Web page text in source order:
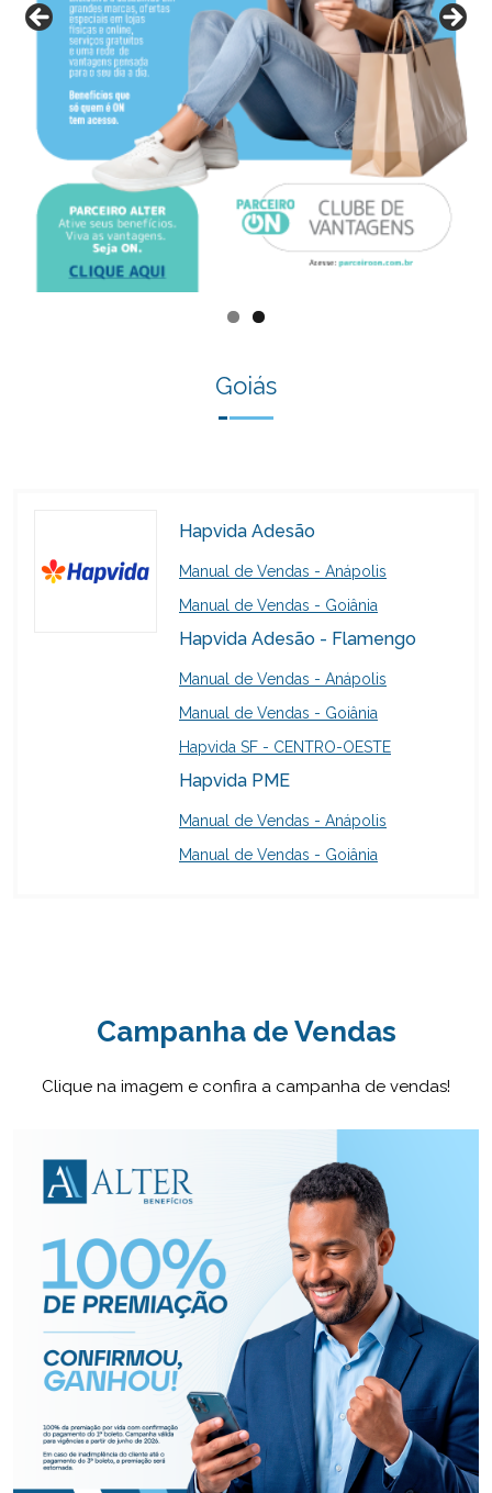
Goiás
Hapvida Adesão
Manual de Vendas - Anápolis
Manual de Vendas - Goiânia
Hapvida Adesão - Flamengo
Manual de Vendas - Anápolis
Manual de Vendas - Goiânia
Hapvida SF - CENTRO-OESTE
Hapvida PME
Manual de Vendas - Anápolis
Manual de Vendas - Goiânia
Campanha de Vendas
Clique na imagem e confira a campanha de vendas!